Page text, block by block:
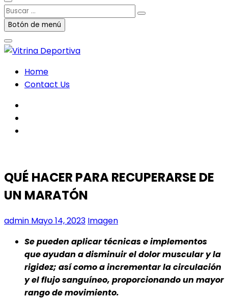
Buscar
…Botón de menú
Home
Contact Us
QUÉ HACER PARA RECUPERARSE DE
UN MARATÓN
admin Mayo 14, 2023 Imagen
Se pueden aplicar técnicas e implementos
que ayudan a disminuir el dolor muscular y la
rigidez; así como a incrementar la circulación
y el flujo sanguíneo, proporcionando un mayor
rango de movimiento.